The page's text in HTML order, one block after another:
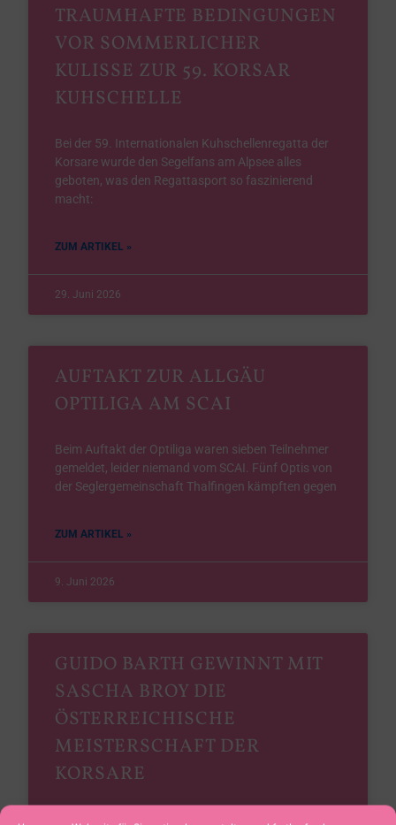
TRAUMHAFTE BEDINGUNGEN
VOR SOMMERLICHER
KULISSE ZUR 59. KORSAR
KUHSCHELLE
Bei der 59. Internationalen Kuhschellenregatta der
Korsare wurde den Segelfans am Alpsee alles
geboten, was den Regattasport so faszinierend
macht:
ZUM ARTIKEL »
29. Juni 2026
AUFTAKT ZUR ALLGÄU
OPTILIGA AM SCAI
Beim Auftakt der Optiliga waren sieben Teilnehmer
gemeldet, leider niemand vom SCAI. Fünf Optis von
der Seglergemeinschaft Thalfingen kämpften gegen
ZUM ARTIKEL »
9. Juni 2026
GUIDO BARTH GEWINNT MIT
SASCHA BROY DIE
ÖSTERREICHISCHE
MEISTERSCHAFT DER
KORSARE